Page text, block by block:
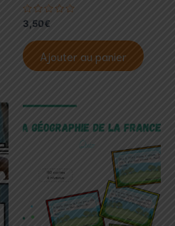
N
o
e
0
s
3,50€
Ajouter au panier